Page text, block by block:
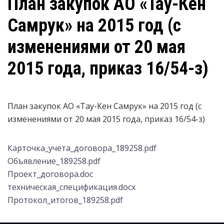
Самрук» на 2015 год (с
изменениями от 20 мая
2015 года, приказ 16/54-з)
План закупок АО «Тау-Кен Самрук» на 2015 год (с
изменениями от 20 мая 2015 года, приказ 16/54-з)
Карточка_учета_договора_189258.pdf
Объявление_189258.pdf
Проект_договора.doc
техническая_спецификация.docx
Протокол_итогов_189258.pdf